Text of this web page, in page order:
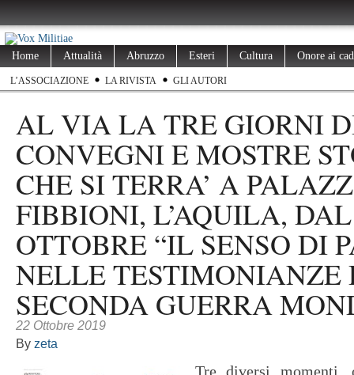
Home Attualità Abruzzo Esteri Cultura Onore ai
L’ASSOCIAZIONE LA RIVISTA GLI AUTORI
AL VIA LA TRE GIORNI
CONVEGNI E MOSTRE
CHE SI TERRA’ A
FIBBIONI, L’AQUILA,
OTTOBRE “IL SENSO DI
NELLE TESTIMONIANZE
SECONDA GUERRA
22 Ottobre 2019
By zeta
Tre diversi momenti,